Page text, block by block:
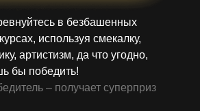
в безбашенных
используя смекалку,
артистизм, да что угодно,
бы победить!
– получает суперприз